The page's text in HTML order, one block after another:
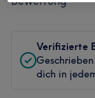
Verifizierte
dich in